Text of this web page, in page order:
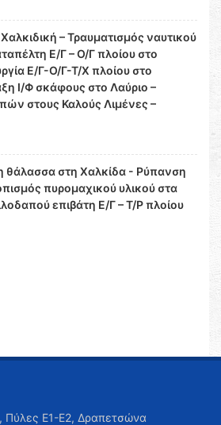
– Τραυματισμός ναυτικού
Ε/Γ – Ο/Γ πλοίου στο
Ε/Γ-Ο/Γ-Τ/Χ πλοίου στο
Ι/Φ σκάφους στο Λαύριο –
στους Καλούς Λιμένες –
θάλασσα στη Χαλκίδα - Ρύπανση
πυρομαχικού υλικού στα
επιβάτη Ε/Γ – Τ/Ρ πλοίου
Πύλες Ε1-Ε2, Δραπετσώνα